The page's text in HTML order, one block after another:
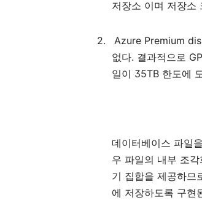
저장소 이며 저장소
2. Azure Premium
없다. 결과적으로 GP
일이
35TB 한도에
데이터베이스 파일을
우 파일의 내부 조각
기
집합을 제공하므
에
저장하도록 구현